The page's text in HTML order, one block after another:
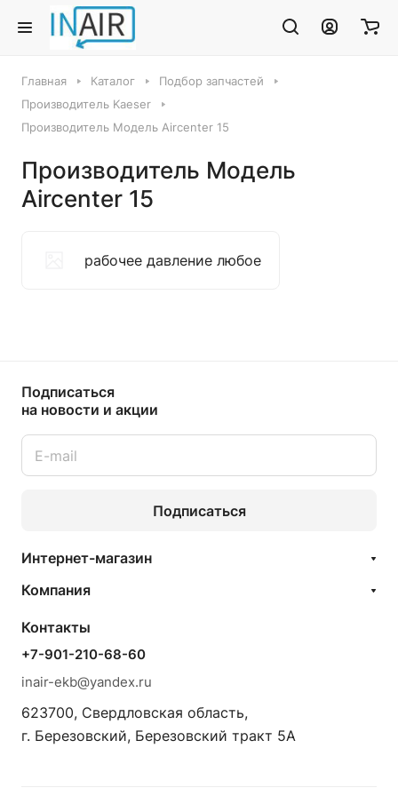
Главная Каталог
Подбор запчастей
Производитель Kaeser
Производитель Модель Aircenter 15
Производитель Модель
Aircenter 15
рабочее давление любое
Подписаться
на новости и акции
Подписаться
Интернет-магазин
Компания
Контакты
+7-901-210-68-60
inair-ekb@yandex.ru
623700, Свердловская область,
г. Березовский, Березовский тракт 5А